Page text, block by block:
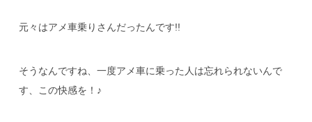
元々はアメ車乗りさんだったんです!!
そうなんですね、一度アメ車に乗った人は忘れられないんで
す、この快感を！♪